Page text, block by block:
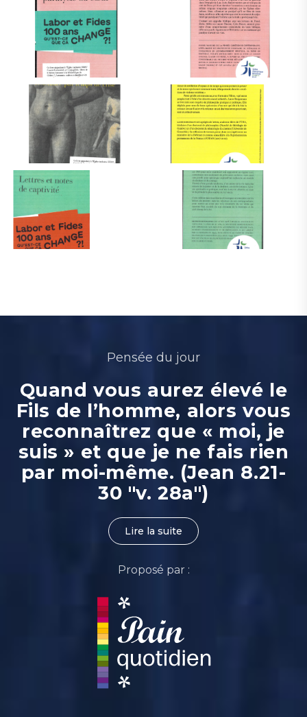
Pensée du jour
Quand vous aurez élevé le
Fils de l’homme, alors vous
reconnaîtrez que « moi, je
suis » et que je ne fais rien
par moi-même. (Jean 8.21-
30 "v. 28a")
Lire la suite
Proposé par :